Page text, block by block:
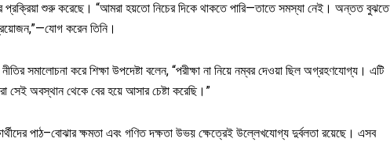
প্রক্রিয়া শুরু করেছে। “আমরা হয়তো নিচের দিকে থাকতে পারি—তাতে সমস্যা নেই। অন্তত বুঝতে
করেন তিনি।
নীতির সমালোচনা করে শিক্ষা উপদেষ্টা বলেন, “পরীক্ষা না নিয়ে নম্বর দেওয়া ছিল অগ্রহণযোগ্য। এটি
সেই অবস্থান থেকে বের হয়ে আসার চেষ্টা করেছি।”
পাঠ–বোঝার ক্ষমতা এবং গণিত দক্ষতা উভয় ক্ষেত্রেই উল্লেখযোগ্য দুর্বলতা রয়েছে। এসব